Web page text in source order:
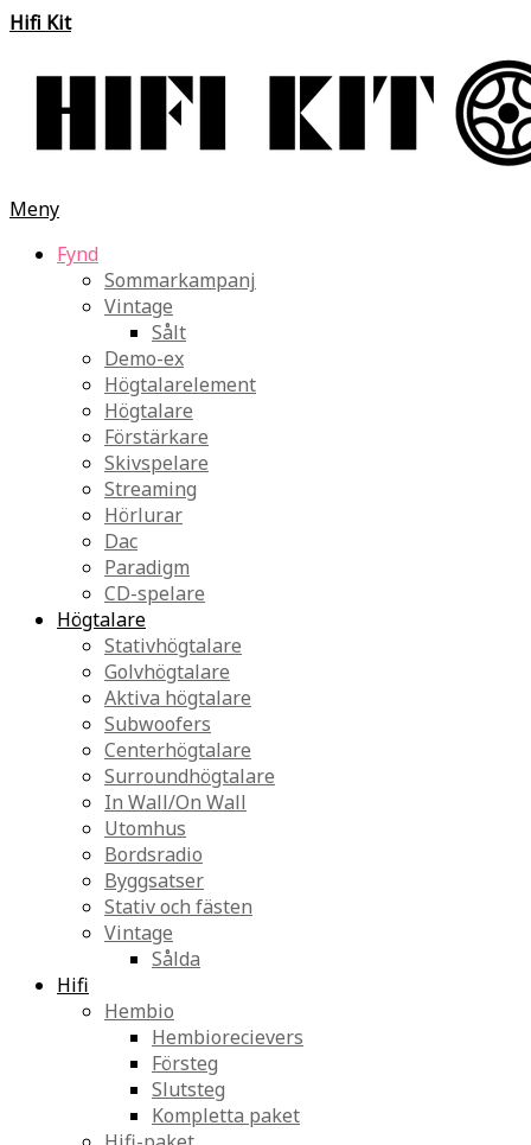
Hifi Kit
Meny
Fynd
Sommarkampanj
Vintage
Sålt
Demo-ex
Högtalarelement
Högtalare
Förstärkare
Skivspelare
Streaming
Hörlurar
Dac
Paradigm
CD-spelare
Högtalare
Stativhögtalare
Golvhögtalare
Aktiva högtalare
Subwoofers
Centerhögtalare
Surroundhögtalare
In Wall/On Wall
Utomhus
Bordsradio
Byggsatser
Stativ och fästen
Vintage
Sålda
Hifi
Hembio
Hembiorecievers
Försteg
Slutsteg
Kompletta paket